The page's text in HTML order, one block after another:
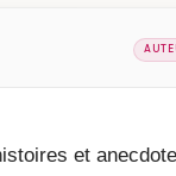
et